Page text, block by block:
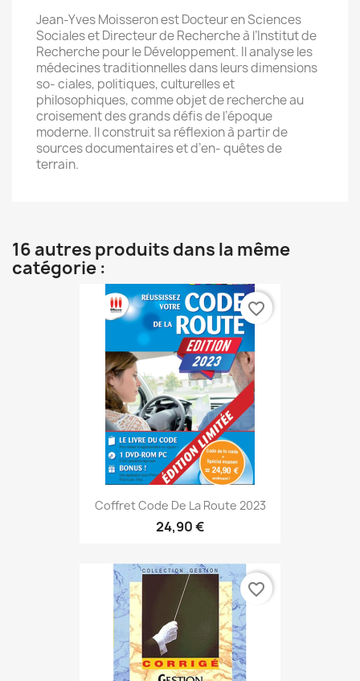
Jean-Yves Moisseron est Docteur en Sciences
Sociales et Directeur de Recherche à l’Institut de
Recherche pour le Développement. Il analyse les
médecines traditionnelles dans leurs dimensions
so- ciales, politiques, culturelles et
philosophiques, comme objet de recherche au
croisement des grands défis de l’époque
moderne. Il construit sa réflexion à partir de
sources documentaires et d’en- quêtes de
terrain.
16 autres produits dans la même
catégorie :
Coffret Code De La Route 2023
24,90 €
favorite_border
favorite_border